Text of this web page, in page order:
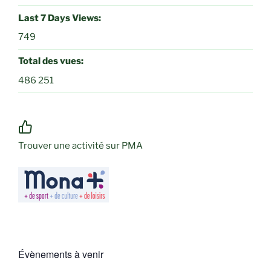
Last 7 Days Views:
749
Total des vues:
486 251
Trouver une activité sur PMA
Évènements à venir